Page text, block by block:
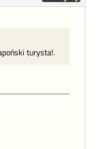
turysta!.